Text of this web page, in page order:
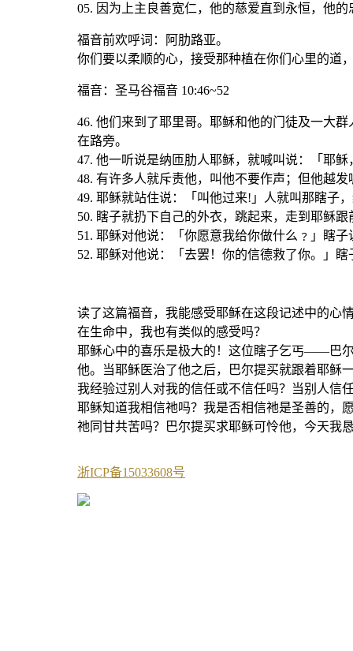
05. 因为上主良善宽仁，他的慈爱直到永恒，他的
福音前欢呼词：阿肋路亚。
你们要以柔顺的心，接受那种植在你们心里的道
福音：圣马谷福音 10:46~52
46. 他们来到了耶里哥。耶稣和他的门徒及一大
在路旁。
47. 他一听说是纳匝肋人耶稣，就喊叫说：「耶
48. 有许多人就斥责他，叫他不要作声；但他越
49. 耶稣就站住说：「叫他过来!」人就叫那瞎子
50. 瞎子就扔下自己的外衣，跳起来，走到耶稣跟
51. 耶稣对他说：「你愿意我给你做什么﹖」瞎
52. 耶稣对他说：「去罢！你的信德救了你。」
读了这篇福音，我能感受耶稣在这段记述中的心
在生命中，我也有类似的感受吗？
耶稣心中的喜乐是极大的！这位瞎子乞丐——巴
他。当耶稣医治了他之后，巴尔提买就跟着耶稣
我经验过别人对我的信任或不信任吗？当别人信
耶稣知道我相信祂吗？我是否相信祂是圣善的，
祂同甘共苦吗？巴尔提买求耶稣可怜他，今天我
浙ICP备15033608号